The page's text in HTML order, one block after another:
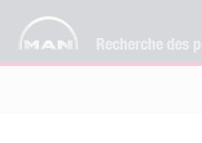
Recherche des